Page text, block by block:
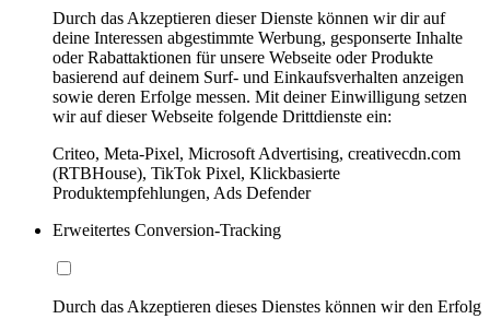
Durch das Akzeptieren dieser Dienste können wir dir auf
deine Interessen abgestimmte Werbung, gesponserte Inhalte
oder Rabattaktionen für unsere Webseite oder Produkte
basierend auf deinem Surf- und Einkaufsverhalten anzeigen
sowie deren Erfolge messen. Mit deiner Einwilligung setzen
wir auf dieser Webseite folgende Drittdienste ein:
Criteo, Meta-Pixel, Microsoft Advertising, creativecdn.com
(RTBHouse), TikTok Pixel, Klickbasierte
Produktempfehlungen, Ads Defender
Erweitertes Conversion-Tracking
Durch das Akzeptieren dieses Dienstes können wir den Erfolg